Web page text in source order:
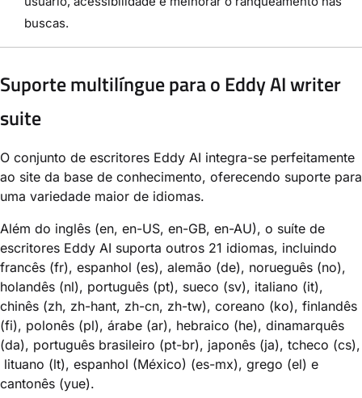
buscas.
Suporte multilíngue para o Eddy AI writer
suite
O conjunto de escritores Eddy AI integra-se perfeitamente
ao site da base de conhecimento, oferecendo suporte para
uma variedade maior de idiomas.
Além do inglês (en, en-US, en-GB, en-AU), o suíte de
escritores Eddy AI suporta outros 21 idiomas, incluindo
francês (fr), espanhol (es), alemão (de), norueguês (no),
holandês (nl), português (pt), sueco (sv), italiano (it),
chinês (zh, zh-hant, zh-cn, zh-tw), coreano (ko), finlandês
(fi), polonês (pl), árabe (ar), hebraico (he), dinamarquês
(da), português brasileiro (pt-br), japonês (ja), tcheco (cs),
lituano (lt), espanhol (México) (es-mx), grego (el) e
cantonês (yue).